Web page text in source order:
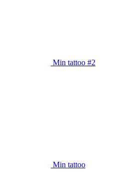
Min tattoo #2
Min tattoo